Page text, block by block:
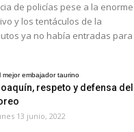
de policías pese a la enorme
y los tentáculos de la
ya no había entradas para
mejor embajador taurino
respeto y defensa del
13 junio, 2022